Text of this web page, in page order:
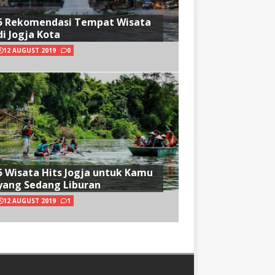
Rekomendasi Tempat Wisata
Jogja Kota
12 AUGUST 2019 0
Wisata Hits Jogja untuk Kamu
Sedang Liburan
12 AUGUST 2019 1